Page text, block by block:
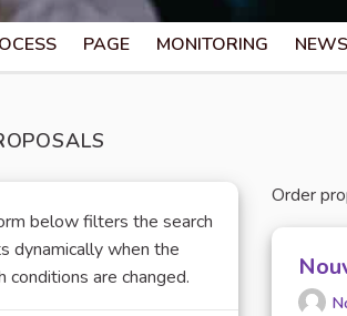
PAGE MONITORING NEWS
below filters the search
dynamically when the
conditions are changed.
Order